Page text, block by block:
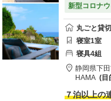
新型コロナ
丸ごと貸切
寝室1室
寝具4組
静岡県下
HAMA
７泊以上の